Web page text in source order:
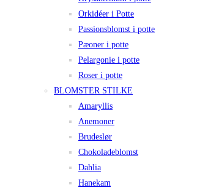
Orkidéer i Potte
Passionsblomst i potte
Pæoner i potte
Pelargonie i potte
Roser i potte
BLOMSTER STILKE
Amaryllis
Anemoner
Brudeslør
Chokoladeblomst
Dahlia
Hanekam